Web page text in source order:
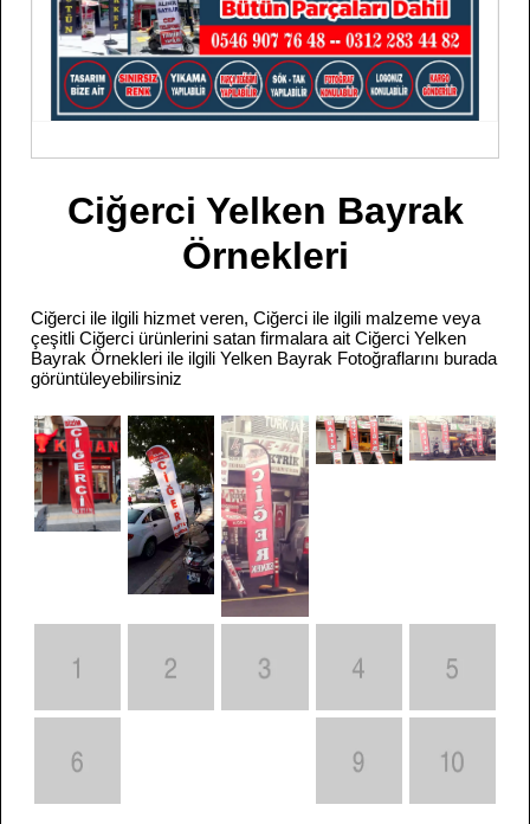
Ciğerci Yelken Bayrak
Örnekleri
Ciğerci ile ilgili hizmet veren, Ciğerci ile ilgili malzeme veya
çeşitli Ciğerci ürünlerini satan firmalara ait Ciğerci Yelken
Bayrak Örnekleri ile ilgili Yelken Bayrak Fotoğraflarını burada
görüntüleyebilirsiniz